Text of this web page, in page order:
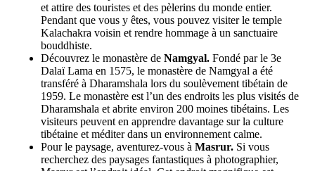
et attire des touristes et des pèlerins du monde entier.
Pendant que vous y êtes, vous pouvez visiter le temple
Kalachakra voisin et rendre hommage à un sanctuaire
bouddhiste.
Découvrez le monastère de Namgyal. Fondé par le 3e
Dalaï Lama en 1575, le monastère de Namgyal a été
transféré à Dharamshala lors du soulèvement tibétain de
1959. Le monastère est l’un des endroits les plus visités de
Dharamshala et abrite environ 200 moines tibétains. Les
visiteurs peuvent en apprendre davantage sur la culture
tibétaine et méditer dans un environnement calme.
Pour le paysage, aventurez-vous à Masrur. Si vous
recherchez des paysages fantastiques à photographier,